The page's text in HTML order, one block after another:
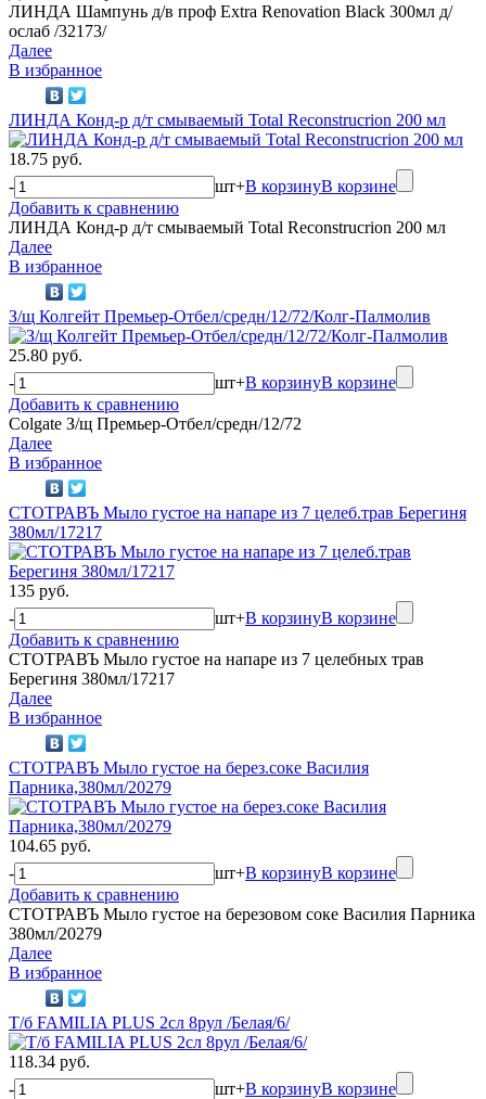
ЛИНДА Шампунь д/в проф Extra Renovation Black 300мл д/
ослаб /32173/
Далее
В избранное
ЛИНДА Конд-р д/т смываемый Total Reconstrucrion 200 мл
18.75 руб.
-
шт+В корзинуВ корзине
Добавить к сравнению
ЛИНДА Конд-р д/т смываемый Total Reconstrucrion 200 мл
Далее
В избранное
З/щ Колгейт Премьер-Отбел/средн/12/72/Колг-Палмолив
25.80 руб.
-
шт+В корзинуВ корзине
Добавить к сравнению
Colgate З/щ Премьер-Отбел/средн/12/72
Далее
В избранное
СТОТРАВЪ Мыло густое на напаре из 7 целеб.трав Берегиня
380мл/17217
135 руб.
-
шт+В корзинуВ корзине
Добавить к сравнению
СТОТРАВЪ Мыло густое на напаре из 7 целебных трав
Берегиня 380мл/17217
Далее
В избранное
СТОТРАВЪ Мыло густое на берез.соке Василия
Парника,380мл/20279
104.65 руб.
-
шт+В корзинуВ корзине
Добавить к сравнению
СТОТРАВЪ Мыло густое на березовом соке Василия Парника
380мл/20279
Далее
В избранное
Т/б FAMILIA PLUS 2сл 8рул /Белая/6/
118.34 руб.
-
шт+В корзинуВ корзине